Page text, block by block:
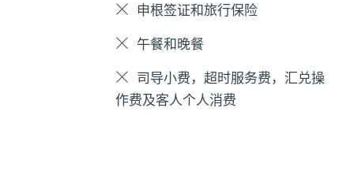
申根签证和旅行保险
午餐和晚餐
司导小费，超时服务费，汇兑操
作费及客人个人消费